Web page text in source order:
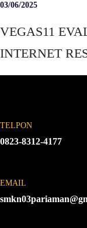
03/06/2025
VEGAS11
INTERNET
TELPON
0823-8312-4177
EMAIL